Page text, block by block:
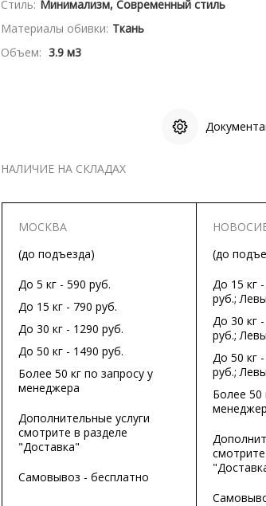
Стиль: Минимализм, Современный стиль
Материалы обивки: Ткань
Объем: 3.9 м3
НАЛИЧИЕ НА СКЛАДАХ
МОСКВА
(до подъезда)
До 5 кг - 590 руб.
До 15 кг - 790 руб.
До 30 кг - 1290 руб.
До 50 кг - 1490 руб.
Более 50 кг по запросу у
менеджера
Дополнительные услуги
смотрите в разделе
"Доставка"
Самовывоз - бесплатно
(до
До 15 кг
руб.;
До 30 кг
руб.;
До 50 кг
руб.;
Более 50